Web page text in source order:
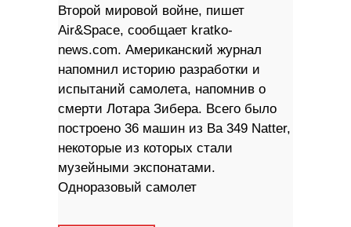
Второй мировой войне, пишет
Air&Space, сообщает kratko-
news.com. Американский журнал
напомнил историю разработки и
испытаний самолета, напомнив о
смерти Лотара Зибера. Всего было
построено 36 машин из Ba 349 Natter,
некоторые из которых стали
музейными экспонатами.
Одноразовый самолет